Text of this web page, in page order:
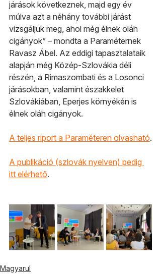
járások következnek, majd egy év
múlva azt a néhány további járást
vizsgáljuk meg, ahol még élnek oláh
cigányok” – mondta a Paraméternek
Ravasz Ábel. Az eddigi tapasztalataik
alapján még Közép-Szlovákia déli
részén, a Rimaszombati és a Losonci
járásokban, valamint északkelet
Szlovákiában, Eperjes környékén is
élnek oláh cigányok.
A teljes riport a Paraméteren olvasható.
A publikáció (szlovák nyelven) pedig
itt elérhető.
Magyarul